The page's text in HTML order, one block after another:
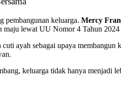
pembangunan keluarga. Mercy
lewat UU Nomor 4 Tahun
ayah sebagai upaya
keluarga tidak hanya